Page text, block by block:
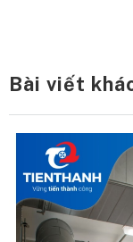
Bài viết